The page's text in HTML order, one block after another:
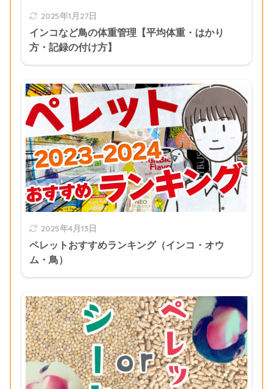
2025年1月27日
インコなど鳥の体重管理【平均体重・はかり
方・記録の付け方】
2025年4月13日
ペレットおすすめランキング（インコ・オウ
ム・鳥）